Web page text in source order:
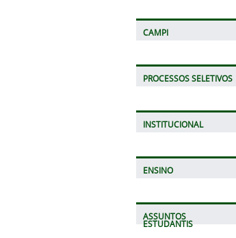
CAMPI
PROCESSOS SELETIVOS
INSTITUCIONAL
ENSINO
ASSUNTOS
ESTUDANTIS